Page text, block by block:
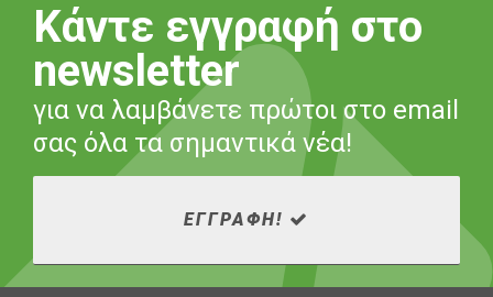
Κάντε εγγραφή στο
newsletter
για να λαμβάνετε πρώτοι στο email
σας όλα τα σημαντικά νέα!
ΕΓΓΡΑΦΗ!